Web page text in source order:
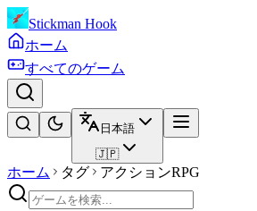
Stickman Hook
ホーム
すべてのゲーム
日本語
🇯🇵
ホーム タグ アクションRPG